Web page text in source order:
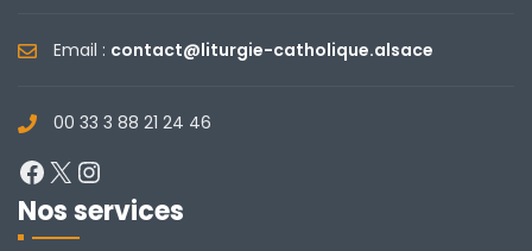
Email : contact@liturgie-catholique.alsace
00 33 3 88 21 24 46
Facebook
X
Nos services